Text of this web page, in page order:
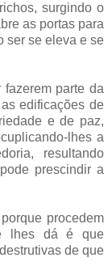
surgindo o
as portas para
ser se eleva e se
fazerem parte da
edificações de
e de paz,
lhes a
resultando
prescindir a
procedem
lhes dá é que
de que